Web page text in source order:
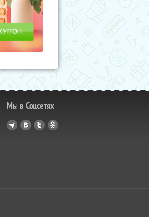
Мы в Соцсетях